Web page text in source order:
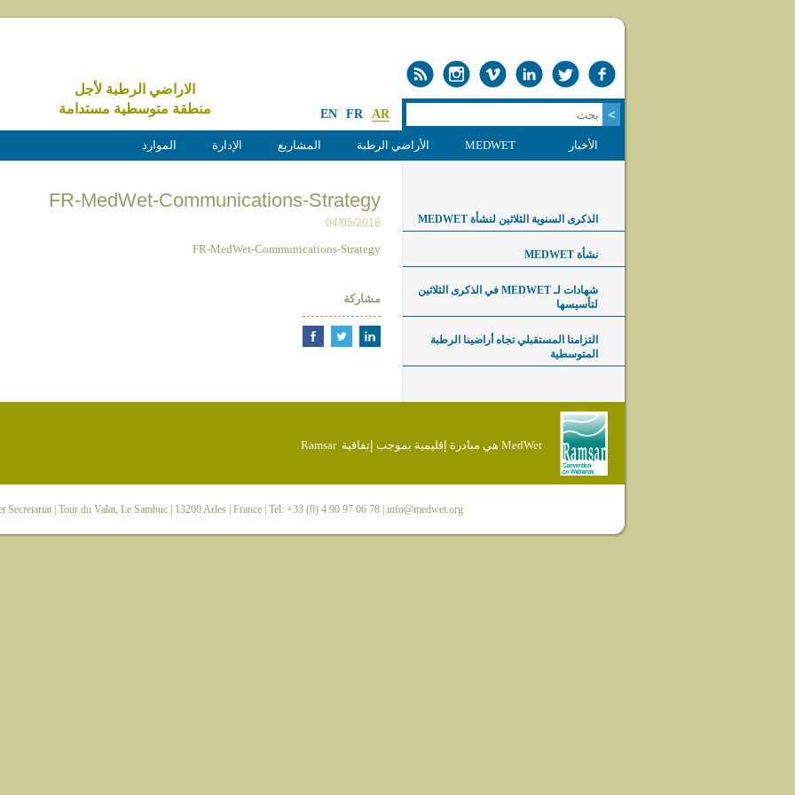
الاراضي الرطبة لأجل
منطقة متوسطية مستدامة
EN FR AR
الأخبار MEDWET الأراضي الرطبة المشاريع الإدارة الموارد
FR-MedWet-Communications-Strategy
04/05/2018
FR-MedWet-Communications-Strategy
مشاركة
الذكرى السنوية الثلاثين لنشأة MEDWET
نشأة MEDWET
شهادات لـ MEDWET في الذكرى الثلاثين
لتأسيسها
التزامنا المستقبلي تجاه أراضينا الرطبة
المتوسطية
MedWet هي مبادرة إقليمية بموجب إتفاقية Ramsar
Secretariat| Tour du Valat, Le Sambuc | 13200 Arles | France | Tel: +33 (0) 4 90 97 06 78 | info@medwet.org